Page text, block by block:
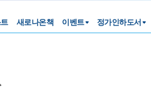
새로나온책 이벤트 정가인하도서